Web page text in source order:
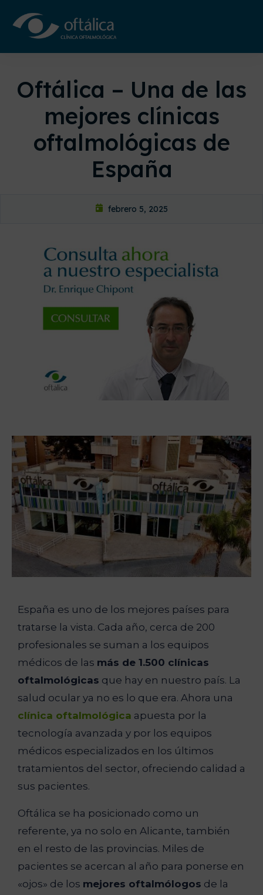
Oftálica – Una de las
mejores clínicas
oftalmológicas de
España
febrero 5, 2025
España es uno de los mejores países para
tratarse la vista. Cada año, cerca de 200
profesionales se suman a los equipos
médicos de las más de 1.500 clínicas
oftalmológicas que hay en nuestro país. La
salud ocular ya no es lo que era. Ahora una
clínica oftalmológica apuesta por la
tecnología avanzada y por los equipos
médicos especializados en los últimos
tratamientos del sector, ofreciendo calidad a
sus pacientes.
Oftálica se ha posicionado como un
referente, ya no solo en Alicante, también
en el resto de las provincias. Miles de
pacientes se acercan al año para ponerse en
«ojos» de los mejores oftalmólogos de la